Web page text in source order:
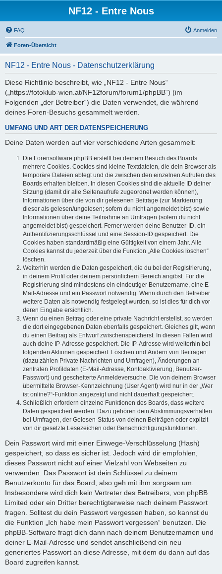
NF12 - Entre Nous
FAQ Anmelden
Foren-Übersicht
NF12 - Entre Nous - Datenschutzerklärung
Diese Richtlinie beschreibt, wie „NF12 - Entre Nous“
(„https://fotoklub-wien.at/NF12forum/forum1/phpBB“) (im
Folgenden „der Betreiber“) die Daten verwendet, die während
deines Foren-Besuchs gesammelt werden.
UMFANG UND ART DER DATENSPEICHERUNG
Deine Daten werden auf vier verschiedene Arten gesammelt:
Die Forensoftware phpBB erstellt bei deinem Besuch des Boards
mehrere Cookies. Cookies sind kleine Textdateien, die dein Browser als
temporäre Dateien ablegt und die zwischen den einzelnen Aufrufen des
Boards erhalten bleiben. In diesen Cookies sind die aktuelle ID deiner
Sitzung (damit dir alle Seitenaufrufe zugeordnet werden können),
Informationen über die von dir gelesenen Beiträge (zur Markierung
dieser als gelesen/ungelesen; sofern du nicht angemeldet bist) sowie
Informationen über deine Teilnahme an Umfragen (sofern du nicht
angemeldet bist) gespeichert. Ferner werden deine Benutzer-ID, ein
Authentifizierungsschlüssel und eine Session-ID gespeichert. Die
Cookies haben standardmäßig eine Gültigkeit von einem Jahr. Alle
Cookies kannst du jederzeit über die Funktion „Alle Cookies löschen“
löschen.
Weiterhin werden die Daten gespeichert, die du bei der Registrierung,
in deinem Profil oder deinem persönlichem Bereich angibst. Für die
Registrierung sind mindestens ein eindeutiger Benutzername, eine E-
Mail-Adresse und ein Passwort notwendig. Wenn durch den Betreiber
weitere Daten als notwendig festgelegt wurden, so ist dies für dich vor
deren Eingabe ersichtlich.
Wenn du einen Beitrag oder eine private Nachricht erstellst, so werden
die dort eingegebenen Daten ebenfalls gespeichert. Gleiches gilt, wenn
du einen Beitrag als Entwurf zwischenspeicherst. In diesen Fällen wird
auch deine IP-Adresse gespeichert. Die IP-Adresse wird weiterhin bei
folgenden Aktionen gespeichert: Löschen und Ändern von Beiträgen
(dazu zählen Private Nachrichten und Umfragen), Änderungen an
zentralen Profildaten (E-Mail-Adresse, Kontoaktivierung, Benutzer-
Passwort) und gescheiterte Anmeldeversuche. Die von deinem Browser
übermittelte Browser-Kennzeichnung (User Agent) wird nur in der „Wer
ist online?“-Funktion angezeigt und nicht dauerhaft gespeichert.
Schließlich erfordern einzelne Funktionen des Boards, dass weitere
Daten gespeichert werden. Dazu gehören dein Abstimmungsverhalten
bei Umfragen, der Gelesen-Status von deinen Beiträgen oder explizit
von dir gesetzte Lesezeichen oder Benachrichtigungsfunktionen.
Dein Passwort wird mit einer Einwege-Verschlüsselung (Hash)
gespeichert, so dass es sicher ist. Jedoch wird dir empfohlen,
dieses Passwort nicht auf einer Vielzahl von Webseiten zu
verwenden. Das Passwort ist dein Schlüssel zu deinem
Benutzerkonto für das Board, also geh mit ihm sorgsam um.
Insbesondere wird dich kein Vertreter des Betreibers, von phpBB
Limited oder ein Dritter berechtigterweise nach deinem Passwort
fragen. Solltest du dein Passwort vergessen haben, so kannst du
die Funktion „Ich habe mein Passwort vergessen“ benutzen. Die
phpBB-Software fragt dich dann nach deinem Benutzernamen und
deiner E-Mail-Adresse und sendet anschließend ein neu
generiertes Passwort an diese Adresse, mit dem du dann auf das
Board zugreifen kannst.